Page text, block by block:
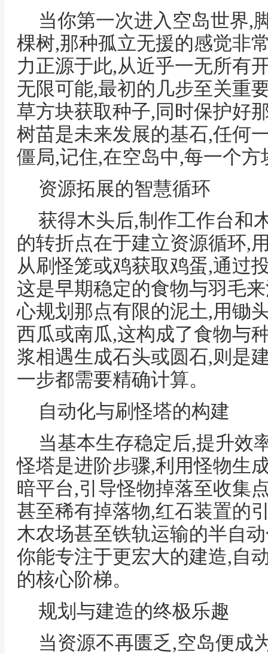
当你第一次进入空岛世界,
棵树,那种孤立无援的感觉非
力正源于此,从近乎一无所有
无限可能,最初的几步至关重
草方块获取种子,同时保护好
树苗是未来发展的基石,任何
僵局,记住,在空岛中,每一个
资源拓展的智慧循环
获得木头后,制作工作台和
的转折点在于建立资源循环,
从刷怪笼或鸡获取鸡蛋,通过
这是早期稳定的食物与羽毛
心规划那点有限的泥土,用锄
西瓜或南瓜,这构成了食物与
浆相遇生成石头或圆石,则是
一步都需要精确计算。
自动化与刷怪塔的构建
当基本生存稳定后,提升效
怪塔是进阶步骤,利用怪物生
暗平台,引导怪物掉落至收集
甚至稀有掉落物,红石装置的
木农场甚至铁轨运输的半自
你能专注于更宏大的建造,自
的核心阶梯。
规划与建造的终极乐趣
当资源不再匮乏,空岛便成